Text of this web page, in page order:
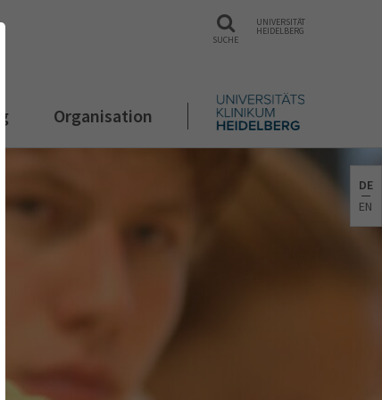
SUCHE
UNIVERSITÄT
HEIDELBERG
Organisation
DE
EN